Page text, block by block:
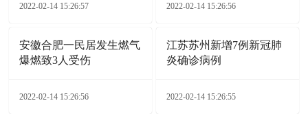
2022-02-14 15:26:57 2022-02-14 15:26:56
安徽合肥一民居发生燃气
爆燃致3人受伤
2022-02-14 15:26:56
江苏苏州新增7例新冠肺
炎确诊病例
2022-02-14 15:26:55